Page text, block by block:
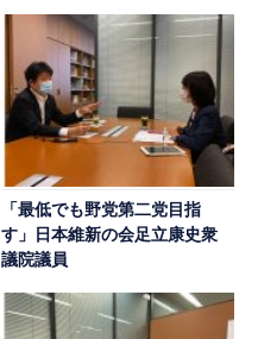
「最低でも野党第二党目指
す」日本維新の会足立康史衆
議院議員